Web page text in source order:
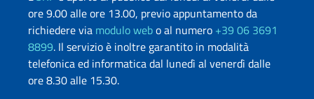
ore 9.00 alle ore 13.00, previo appuntamento da
richiedere via modulo webo al numero +39 06 3691
8899. Il servizio è inoltre garantito in modalità
telefonica ed informatica dal lunedì al venerdì dalle
ore 8.30 alle 15.30.